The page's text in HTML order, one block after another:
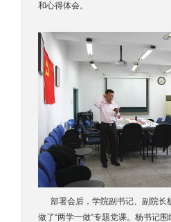
和心得体会。
部署会后，学院副书记、副院长
做了“两学一做”专题党课。杨书记